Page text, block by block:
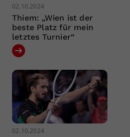
02.10.2024
Thiem: „Wien ist der
beste Platz für mein
letztes Turnier“
02.10.2024